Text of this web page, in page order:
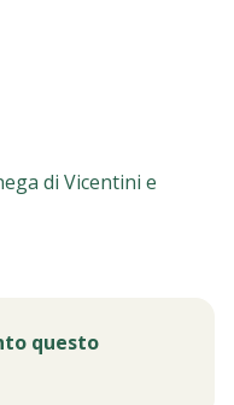
di Vicentini e
questo